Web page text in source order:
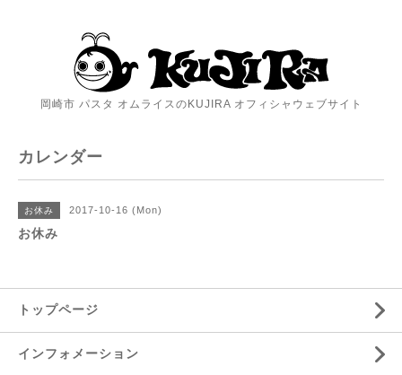
岡崎市 パスタ オムライスのKUJIRA オフィシャウェブサイト
カレンダー
お休み 2017-10-16 (Mon)
お休み
トップページ
インフォメーション